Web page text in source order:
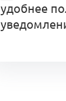
удобнее